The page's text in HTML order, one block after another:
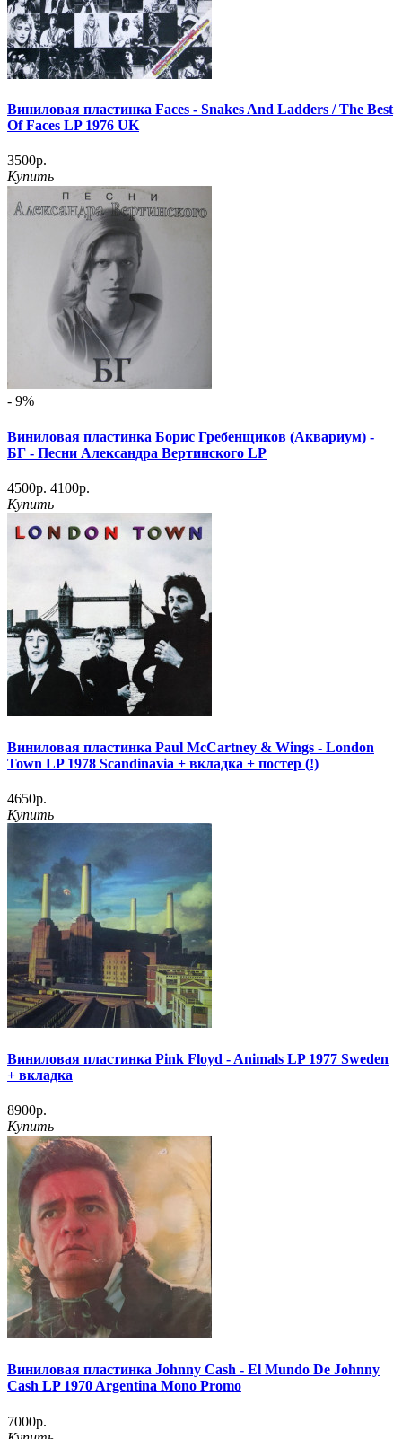
Виниловая пластинка Faces - Snakes And Ladders / The Best
Of Faces LP 1976 UK
3500р.
Купить
- 9%
Виниловая пластинка Борис Гребенщиков (Аквариум) -
БГ - Песни Александра Вертинского LP
4500р. 4100р.
Купить
Виниловая пластинка Paul McCartney & Wings - London
Town LP 1978 Scandinavia + вкладка + постер (!)
4650р.
Купить
Виниловая пластинка Pink Floyd - Animals LP 1977 Sweden
+ вкладка
8900р.
Купить
Виниловая пластинка Johnny Cash - El Mundo De Johnny
Cash LP 1970 Argentina Mono Promo
7000р.